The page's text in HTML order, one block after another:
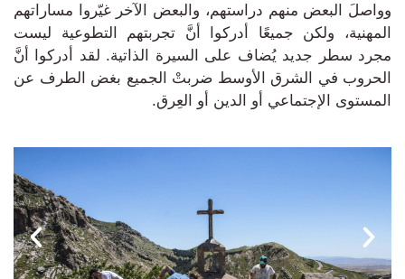
وواصلَ البعض منهم دراستهم، والبعض الآخر غيّروا مساراتهم
المهنية، ولكن جميعًا أدركوا أنَّ تجربتهم التطوعية ليست
مجرد سطر جديد يُضاف على السيرة الذاتية. لقد أدركوا أنَّ
الحروب في الشرق الأوسط ضربتْ الجميع بغض الطرف عن
المستوى الإجتماعي أو الدين أو العِرق.